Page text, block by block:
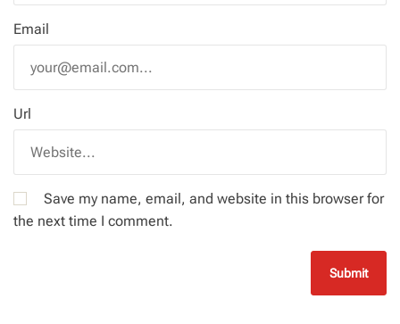
Email
Url
Save my name, email, and website in this browser for
the next time I comment.